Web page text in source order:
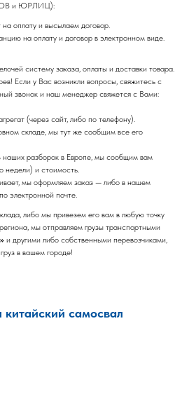
и ЮРЛИЦ):
оплату и высылаем договор.
на оплату и договор в электронном виде.
систему заказа, оплаты и доставки товара.
Если у Вас возникли вопросы, свяжитесь с
звонок и наш менеджер свяжется с Вами:
(через сайт, либо по телефону).
складе, мы тут же сообщим все его
наших разборок в Европе, мы сообщим вам
недели) и стоимость.
мы оформляем заказ — либо в нашем
электронной почте.
либо мы привезем его вам в любую точку
мы отправляем грузы транспортными
и другими либо собственными перевозчиками,
в вашем городе!
самосвал